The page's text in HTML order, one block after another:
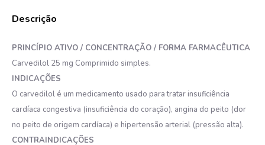
PRINCÍPIO ATIVO / CONCENTRAÇÃO / FORMA FARMACÊUTICA
Carvedilol 25 mg Comprimido simples.
INDICAÇÕES
O carvedilol é um medicamento usado para tratar insuficiência
cardíaca congestiva (insuficiência do coração), angina do peito (dor
no peito de origem cardíaca) e hipertensão arterial (pressão alta).
CONTRAINDICAÇÕES